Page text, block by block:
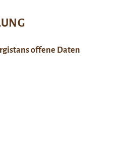
offene Daten